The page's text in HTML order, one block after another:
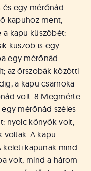
és egy mérőnád
kapuhoz ment,
kapu küszöbét:
küszöb is egy
egy mérőnád
az őrszobák közötti
a kapu csarnoka
volt. 8 Megmérte
mérőnád széles
nyolc könyök volt,
A kapu
keleti kapunak mind
volt, mind a három